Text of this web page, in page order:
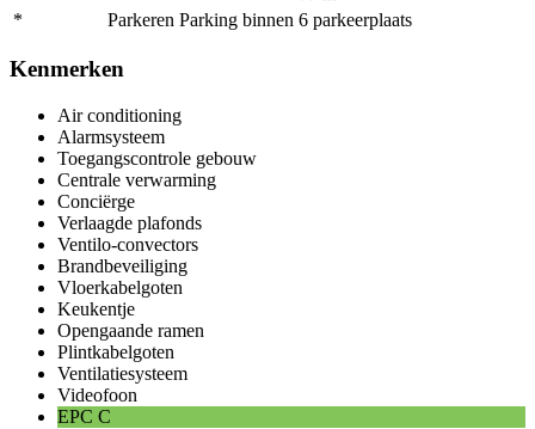
* Parkeren Parking binnen 6 parkeerplaats
Kenmerken
Air conditioning
Alarmsysteem
Toegangscontrole gebouw
Centrale verwarming
Conciërge
Verlaagde plafonds
Ventilo-convectors
Brandbeveiliging
Vloerkabelgoten
Keukentje
Opengaande ramen
Plintkabelgoten
Ventilatiesysteem
Videofoon
EPC C